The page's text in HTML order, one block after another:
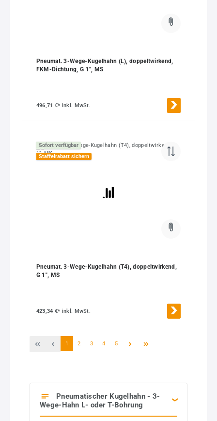
Pneumat. 3-Wege-Kugelhahn (L), doppeltwirkend,
FKM-Dichtung, G 1", MS
496,71 €* inkl. MwSt.
Sofort verfügbar
Staffelrabatt sichern
Pneumat. 3-Wege-Kugelhahn (T4), doppeltwirkend,
G 1", MS
423,34 €* inkl. MwSt.
Seite
1 Seite
2 Seite
3 Seite
4 Seite
5
Pneumatischer Kugelhahn - 3-
Wege-Hahn L- oder T-Bohrung